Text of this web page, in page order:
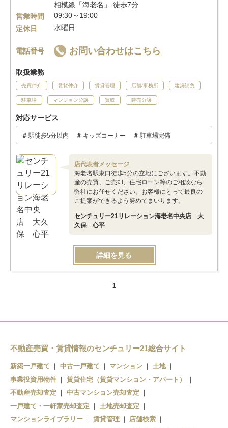
相模線「海老名」 徒歩7分
営業時間
09:30～19:00
定休日
水曜日
電話番号 お問い合わせはこちら
取扱業務
売買仲介 賃貸仲介 賃貸管理 店舗/事務所 建築請負
駐車場 マンション分譲 買取 建売分譲
対応サービス
駅徒歩5分以内 キッズコーナー 駐車場完備
店代表者メッセージ
海老名駅東口徒歩5分の立地にございます。不動
産の売買、ご売却、住宅ローン等のご相談なら
弊社にお任せください。お客様にとって最良の
ご提案ができるよう努めてまいります。
センチュリー21リレーション海老名中央店 大
久保 心平
詳細を見る
1
不動産売買・賃貸情報のセンチュリー21総合サイト
新築一戸建て 中古一戸建て マンション
土地
事業投資用物件
賃貸住宅（賃貸マンション・アパート）
不動産売却査定
中古マンション売却査定
一戸建て・一軒家売却査定
土地売却査定
マンションライブラリー
賃貸管理
店舗検索